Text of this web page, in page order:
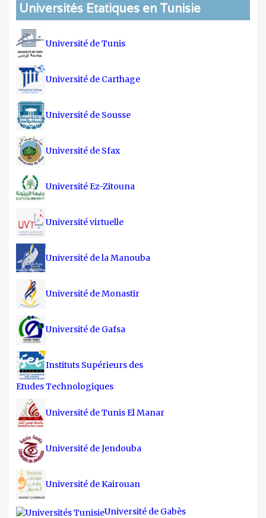
Universités Etatiques en Tunisie
Université de Tunis
Université de Carthage
Université de Sousse
Université de Sfax
Université Ez-Zitouna
Université virtuelle
Université de la Manouba
Université de Monastir
Université de Gafsa
Instituts Supérieurs des
Etudes Technologiques
Université de Tunis El Manar
Université de Jendouba
Université de Kairouan
Université de Gabès